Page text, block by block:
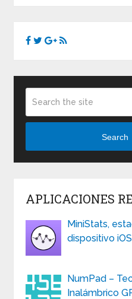
Search
APLICACIONES
MiniStats,
dispositivo
NumPad –
Inalámbrico